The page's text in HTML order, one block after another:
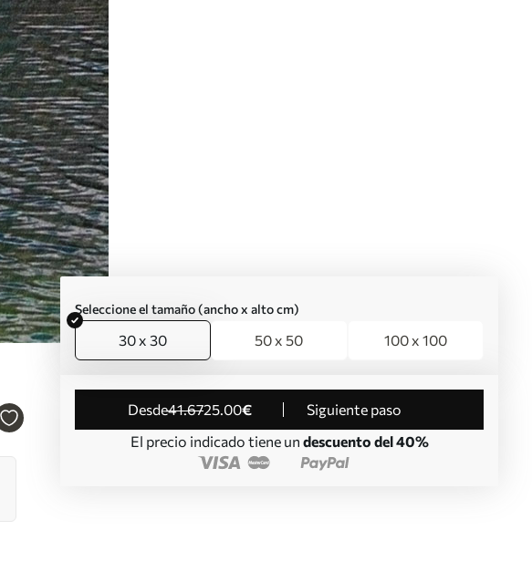
Seleccione el tamaño (ancho x alto cm)
30 x 30 50 x 50 100 x 100
desde41.6725.00€
Siguiente paso
El precio indicado tiene un descuento del 40%